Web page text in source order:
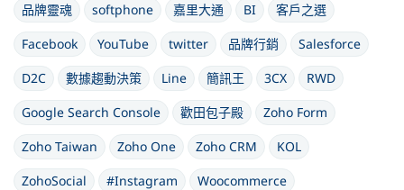
品牌靈魂
softphone 嘉里大通 BI
客戶之選
Facebook
YouTube twitter 品牌行銷
Salesforce
D2C
數據趨動決策 Line 簡訊王 3CX
RWD
Google Search Console
歡田包子殿
Zoho Form
Zoho Taiwan
Zoho One Zoho CRM
KOL
ZohoSocial
#Instagram
Woocommerce